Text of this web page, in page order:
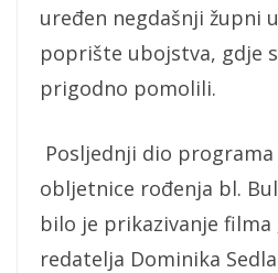
uređen negdašnji župni
poprište ubojstva, gdje
prigodno pomolili.
Posljednji dio programa
obljetnice rođenja bl.
bilo je prikazivanje filma
redatelja Dominika